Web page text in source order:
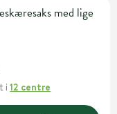
med lige
i12 centre